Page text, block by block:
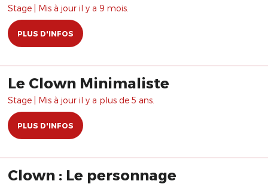
Stage | Mis à jour il y a 9 mois.
PLUS D'INFOS
Le Clown Minimaliste
Stage | Mis à jour il y a plus de 5 ans.
PLUS D'INFOS
Clown : Le personnage